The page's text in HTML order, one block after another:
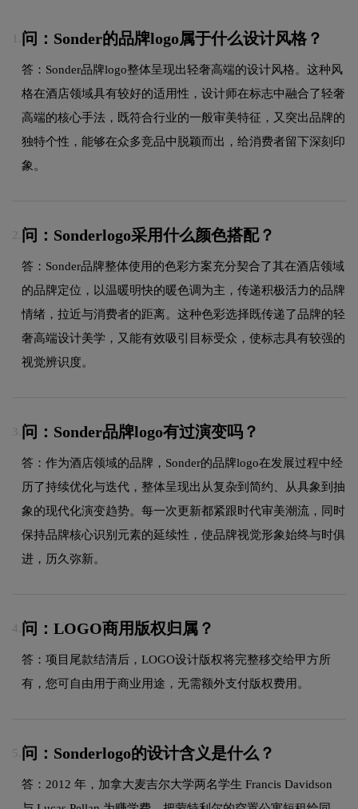
问：Sonder的品牌logo属于什么设计风格？
答：Sonder品牌logo整体呈现出轻奢高端的设计风格。这种风
格在酒店领域具有较好的适用性，设计师在标志中融合了轻奢
高端的核心手法，既符合行业的一般审美特征，又突出品牌的
独特个性，能够在众多竞品中脱颖而出，给消费者留下深刻印
象。
2. 问：Sonderlogo采用什么颜色搭配？
答：Sonder品牌整体使用的色彩方案充分契合了其在酒店领域
的品牌定位，以温暖明快的暖色调为主，传递积极活力的品牌
情绪，拉近与消费者的距离。这种色彩选择既传递了品牌的轻
奢高端设计美学，又能有效吸引目标受众，使标志具有较强的
视觉辨识度。
3. 问：Sonder品牌logo有过演变吗？
答：作为酒店领域的品牌，Sonder的品牌logo在发展过程中经
历了持续优化与迭代，整体呈现出从复杂到简约、从具象到抽
象的现代化演变趋势。每一次更新都紧跟时代审美潮流，同时
保持品牌核心识别元素的延续性，使品牌视觉形象始终与时俱
进，历久弥新。
4. 问：LOGO商用版权归属？
答：项目尾款结清后，LOGO设计版权将完整移交给甲方所
有，您可自由用于商业用途，无需额外支付版权费用。
5. 问：Sonderlogo的设计含义是什么？
答：2012 年，加拿大麦吉尔大学两名学生 Francis Davidson